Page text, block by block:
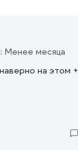
Менее месяца
на этом +